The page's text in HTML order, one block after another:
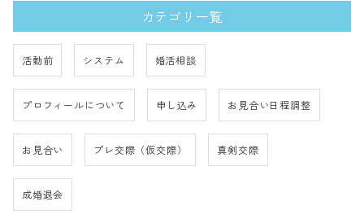
カテゴリ一覧
活動前 システム 婚活相談
プロフィールについて 申し込み お見合い日程調整
お見合い プレ交際（仮交際） 真剣交際
成婚退会